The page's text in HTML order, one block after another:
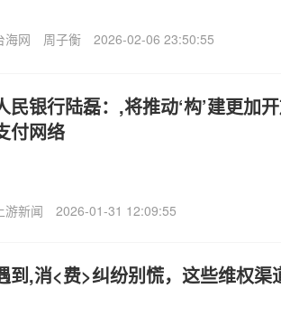
海网 周子衡 2026-02-06 23:50:55
民银行陆磊：,将推动‘构’建更加
付网络
游新闻 2026-01-31 12:09:55
到,消<费>纠纷别慌，这些维权渠